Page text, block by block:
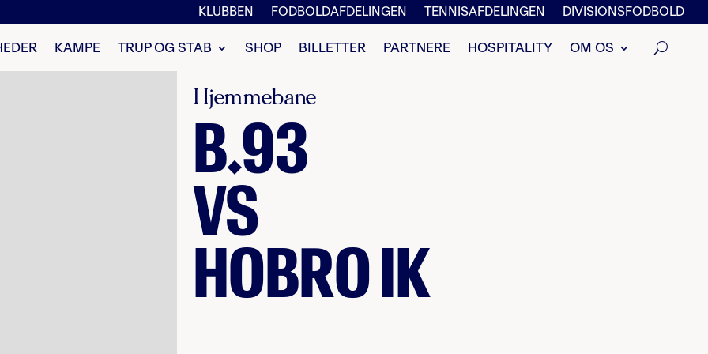
KLUBBEN FODBOLDAFDELINGEN TENNISAFDELINGEN DIVISIONSFODBOLD
KAMPE TRUP OG STAB SHOP BILLETTER PARTNERE HOSPITALITY OM OS
Hjemmebane
B.93
VS
HOBRO IK